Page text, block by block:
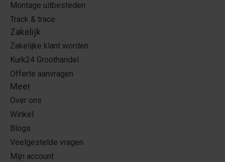
Montage uitbesteden
Track & trace
Zakelijk
Zakelijke klant worden
Kurk24 Groothandel
Offerte aanvragen
Meer
Over ons
Winkel
Blogs
Veelgestelde vragen
Mijn account